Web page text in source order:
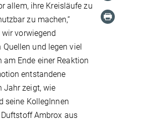
allem, ihre Kreisläufe zu
zu machen,“
vorwiegend
und legen viel
Ende einer Reaktion
entstandene
Jahr zeigt, wie
seine KollegInnen
Ambrox aus